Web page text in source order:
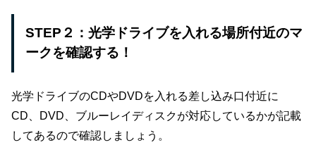
STEP２：光学ドライブを入れる場所付近のマ
ークを確認する！
光学ドライブのCDやDVDを入れる差し込み口付近に
CD、DVD、ブルーレイディスクが対応しているかが記載
してあるので確認しましょう。